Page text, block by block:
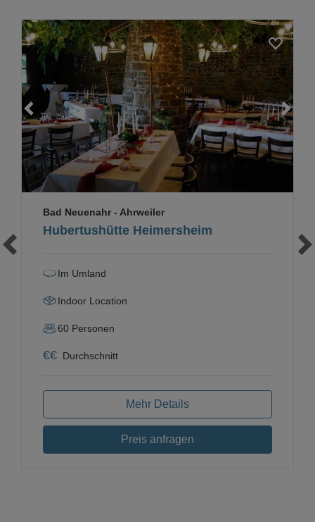
Loading...
Hubertushütte Heimersheim
Bad Neuenahr - Ahrweiler
Im Umland
Indoor Location
60 Personen
€€ Durchschnitt
Mehr Details
Preis anfragen